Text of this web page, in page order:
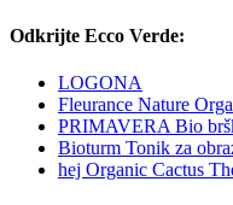
Odkrijte Ecco Verde:
LOGONA
Fleurance Nature
PRIMAVERA Bio
Bioturm Tonik za
hej Organic Cactus